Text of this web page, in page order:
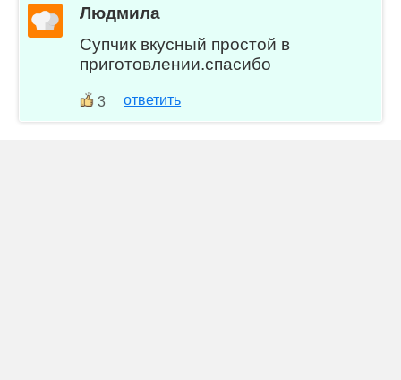
Людмила
Супчик вкусный простой в
приготовлении.спасибо
3 ответить